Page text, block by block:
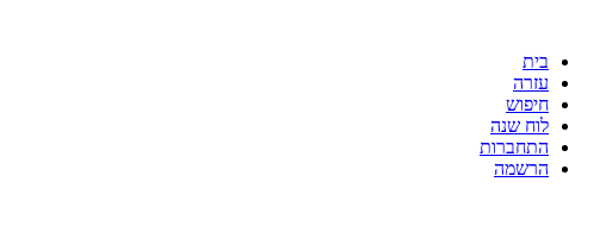
בית
עזרה
חיפוש
לוח שנה
התחברות
הרשמה